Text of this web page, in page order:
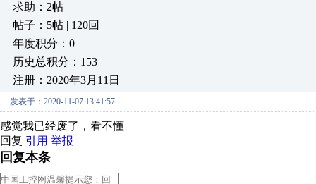
求助：2帖
帖子：5帖 | 120回
年度积分：0
历史总积分：153
注册：2020年3月11日
发表于：2020-11-07 13:41:57
感觉我已经废了，看不懂
回复 引用 举报
回复本条